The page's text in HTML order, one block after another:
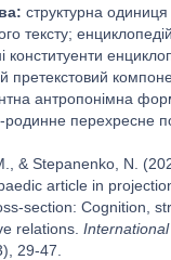
структурна одиниця
тексту;
конституенти
претекстовий
антропонімна
родинне перехресне
& Stepanenko, N.
article in
section: Cognition,
relations.
29-47.